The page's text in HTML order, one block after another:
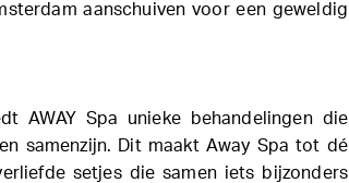
aanschuiven voor een geweldig
AWAY Spa unieke behandelingen die
samenzijn. Dit maakt Away Spa tot dé
setjes die samen iets bijzonders